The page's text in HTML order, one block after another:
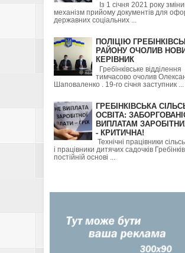
Із 1 січня 2021 року
механізм прийому документів для
державних соціальних ...
ПОЛІЦІЮ
РАЙОНУ ОЧОЛИВ
КЕРІВНИК
Гребінківське відділення
тимчасово очолив
Шаповаленко . 19-го січня заступник ...
ГРЕБІНКІВСЬКА
ОСВІТА:
ВИПЛАТАМ
- КРИТИЧНА!
Технічні працівники
і працівники дитячих садочків
постійній основі ...